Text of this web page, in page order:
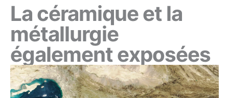
La céramique et la
métallurgie
également exposées